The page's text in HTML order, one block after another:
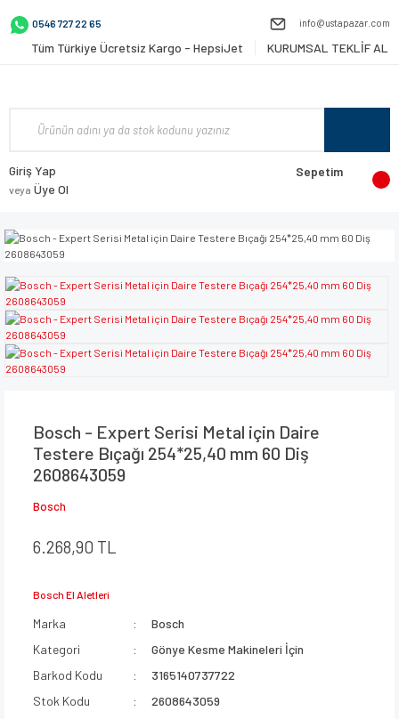
0546 727 22 65 info@ustapazar.com
Tüm Türkiye Ücretsiz Kargo - HepsiJet KURUMSAL TEKLİF AL
Giriş Yap
veya Üye Ol
Sepetim
Bosch - Expert Serisi Metal için Daire
Testere Bıçağı 254*25,40 mm 60 Diş
2608643059
Bosch
6.268,90 TL
Bosch El Aletleri
Marka
Bosch
Kategori
Gönye Kesme Makineleri İçin
Barkod Kodu
3165140737722
Stok Kodu
2608643059